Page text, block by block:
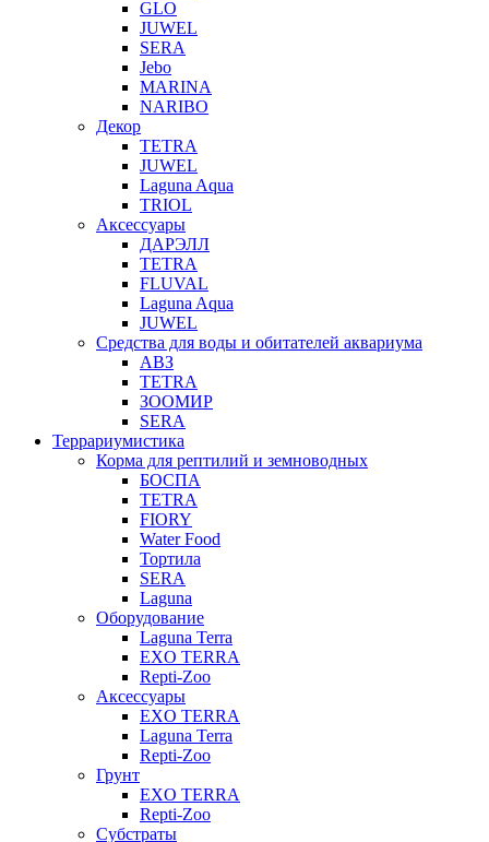
GLO
JUWEL
SERA
Jebo
MARINA
NARIBO
Декор
TETRA
JUWEL
Laguna Aqua
TRIOL
Аксессуары
ДАРЭЛЛ
TETRA
FLUVAL
Laguna Aqua
JUWEL
Средства для воды и обитателей аквариума
АВЗ
TETRA
ЗООМИР
SERA
Террариумистика
Корма для рептилий и земноводных
БОСПА
TETRA
FIORY
Water Food
Тортила
SERA
Laguna
Оборудование
Laguna Terra
EXO TERRA
Repti-Zoo
Аксессуары
EXO TERRA
Laguna Terra
Repti-Zoo
Грунт
EXO TERRA
Repti-Zoo
Субстраты